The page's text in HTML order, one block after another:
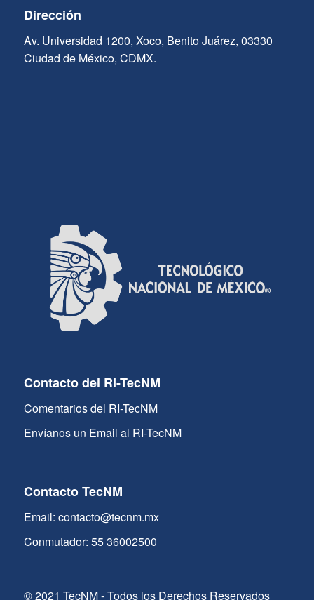
Dirección
Av. Universidad 1200, Xoco, Benito Juárez, 03330
Ciudad de México, CDMX.
Contacto del RI-TecNM
Comentarios del RI-TecNM
Envíanos un Email al RI-TecNM
Contacto TecNM
Email: contacto@tecnm.mx
Conmutador: 55 36002500
© 2021 TecNM - Todos los Derechos Reservados